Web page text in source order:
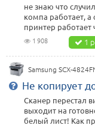
не знаю что
компа работает, а
принтер работает
1 908 1
Samsung SCX-
Не копирует
Сканер перестал
выходит на
белый лист! Как